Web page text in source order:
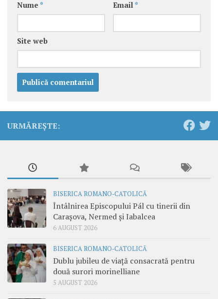
Nume * Email *
Site web
URMĂREȘTE:
BISERICA ROMANO-CATOLICĂ
Întâlnirea Episcopului Pál cu tinerii din
Carașova, Nermed și Iabalcea
6 AUGUST 2026
BISERICA ROMANO-CATOLICĂ
Dublu jubileu de viață consacrată pentru
două surori morinelliane
5 AUGUST 2026